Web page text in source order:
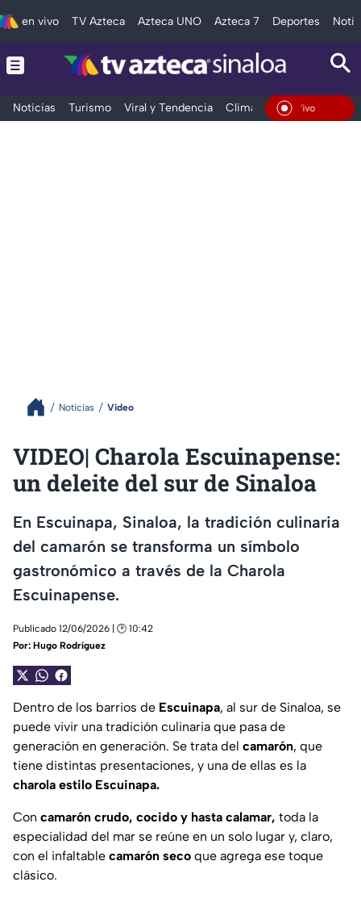
en vivo TV Azteca Azteca UNO Azteca 7 Deportes
Noticias Turismo Viral y Tendencia Clima Deportes
En Vivo
Noticias Video
VIDEO| Charola Escuinapense:
un deleite del sur de Sinaloa
En Escuinapa, Sinaloa, la tradición culinaria
del camarón se transforma un símbolo
gastronómico a través de la Charola
Escuinapense.
Publicado 12/06/2026 | 🕑 10:42
Por: Hugo Rodríguez
Dentro de los barrios de Escuinapa, al sur de Sinaloa, se
puede vivir una tradición culinaria que pasa de
generación en generación. Se trata del camarón, que
tiene distintas presentaciones, y una de ellas es la
charola estilo Escuinapa.
Con camarón crudo, cocido y hasta calamar, toda la
especialidad del mar se reúne en un solo lugar y, claro,
con el infaltable camarón seco que agrega ese toque
clásico.